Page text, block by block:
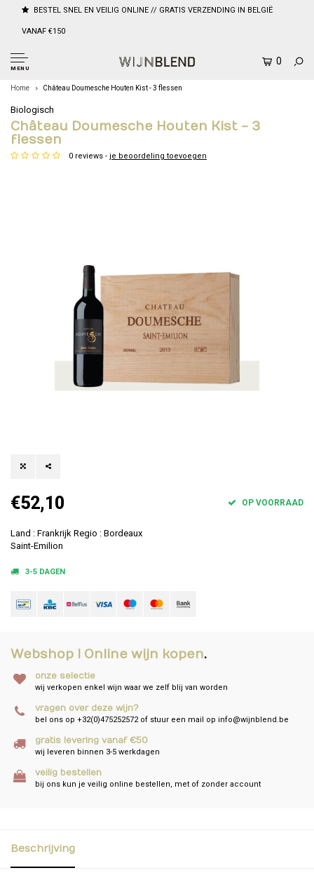
BESTEL SNEL EN VEILIG ONLINE // GRATIS VERZENDING IN BELGIË
VANAF €150
MENU
0
Home Château Doumesche Houten Kist - 3 flessen
Biologisch
Château Doumesche Houten Kist - 3
flessen
0 reviews - je beoordeling toevoegen
€52,10 OP VOORRAAD
Land : Frankrijk Regio : Bordeaux
Saint-Emilion
3-5 DAGEN
Webshop I Online wijn kopen.
onze selectie
wij verkopen enkel wijn waar we zelf blij van worden
vragen over deze wijn?
bel ons op +32(0)475252572 of stuur een mail op info@wijnblend.be
gratis levering vanaf €50
wij leveren binnen 3-5 werkdagen
veilig bestellen
bij ons kun je veilig online bestellen, met of zonder account
Beschrijving